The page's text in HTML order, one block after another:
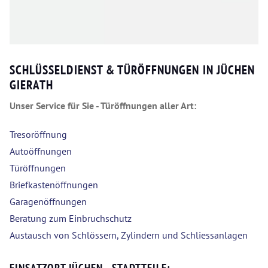
SCHLÜSSELDIENST & TÜRÖFFNUNGEN IN JÜCHEN
GIERATH
Unser Service für Sie - Türöffnungen aller Art:
Tresoröffnung
Autoöffnungen
Türöffnungen
Briefkastenöffnungen
Garagenöffnungen
Beratung zum Einbruchschutz
Austausch von Schlössern, Zylindern und Schliessanlagen